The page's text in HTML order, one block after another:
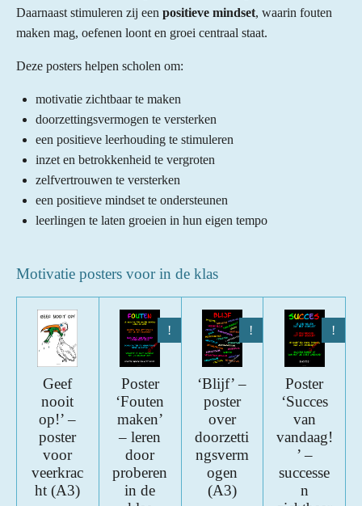
Daarnaast stimuleren zij een positieve mindset, waarin fouten
maken mag, oefenen loont en groei centraal staat.
Deze posters helpen scholen om:
motivatie zichtbaar te maken
doorzettingsvermogen te versterken
een positieve leerhouding te stimuleren
inzet en betrokkenheid te vergroten
zelfvertrouwen te versterken
een positieve mindset te ondersteunen
leerlingen te laten groeien in hun eigen tempo
Motivatie posters voor in de klas
Geef
nooit
op!’ –
poster
voor
veerkrac
ht (A3)
!
Poster
‘Fouten
maken’
– leren
door
proberen
in de
!
‘Blijf’ –
poster
over
doorzetti
ngsverm
ogen
(A3)
!
Poster
‘Succes
van
vandaag!
’ –
successe
n